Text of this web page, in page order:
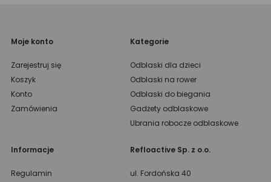
Moje konto
Zarejestruj się
Koszyk
Konto
Zamówienia
Kategorie
Odblaski dla dzieci
Odblaski na rower
Odblaski do biegania
Gadżety odblaskowe
Ubrania robocze odblaskowe
Informacje
Regulamin
Refloactive Sp. z o.o.
ul. Fordońska 40